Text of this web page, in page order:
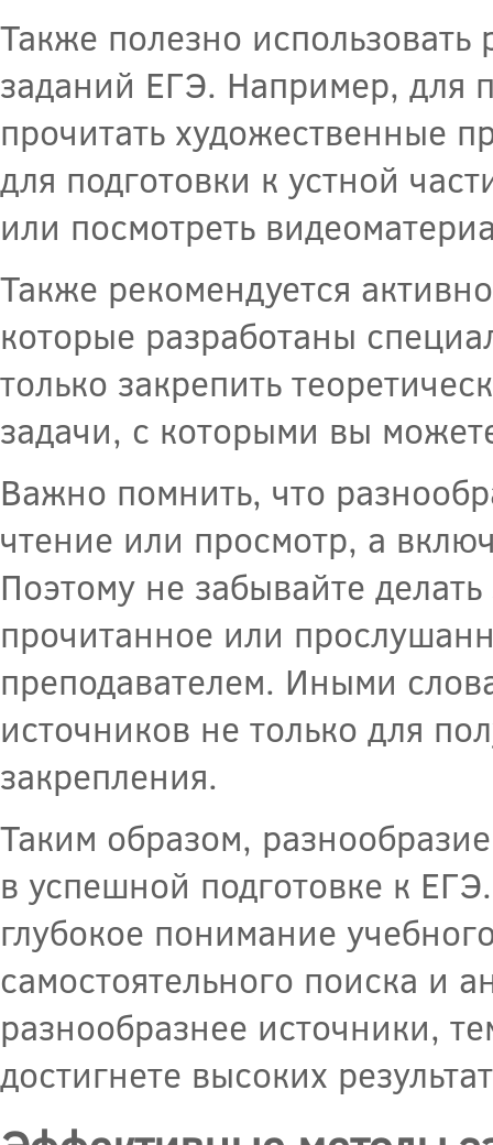
Также полезно
заданий ЕГЭ. Например, для
прочитать художественные
для подготовки к устной
или посмотреть
Также рекомендуется
которые разработаны
только закрепить
задачи, с которыми вы
Важно помнить, что
чтение или просмотр, а
Поэтому не забывайте
прочитанное или
преподавателем. Иными
источников не только для
закрепления.
Таким образом,
в успешной подготовке к
глубокое понимание
самостоятельного поиска и
разнообразнее источники,
достигнете высоких